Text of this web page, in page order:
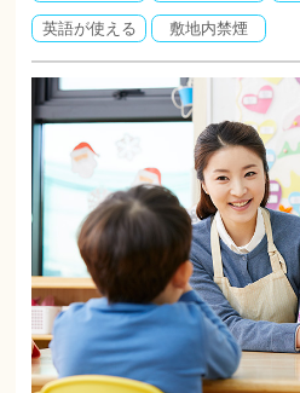
英語が使える 敷地内禁煙